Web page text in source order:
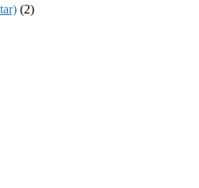
(2)